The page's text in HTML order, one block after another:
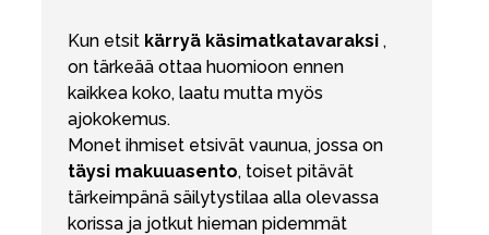
Kun etsit kärryä käsimatkatavaraksi ,
on tärkeää ottaa huomioon ennen
kaikkea koko, laatu mutta myös
ajokokemus.
Monet ihmiset etsivät vaunua, jossa on
täysi makuuasento, toiset pitävät
tärkeimpänä säilytystilaa alla olevassa
korissa ja jotkut hieman pidemmät